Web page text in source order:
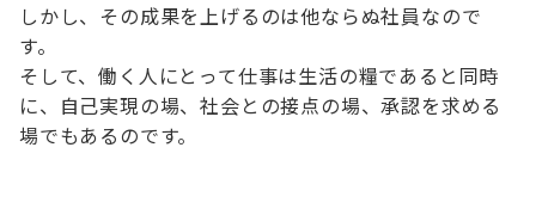
しかし、その成果を上げるのは他ならぬ社員なので
す。
そして、働く人にとって仕事は生活の糧であると同時
に、自己実現の場、社会との接点の場、承認を求める
場でもあるのです。